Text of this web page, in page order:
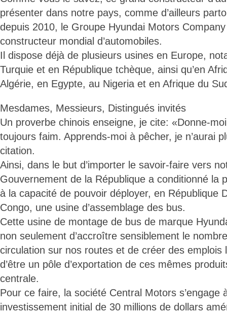
présenter dans notre pays, comme d’ailleurs
depuis 2010, le Groupe Hyundai Motors
constructeur mondial d’automobiles.
Il dispose déjà de plusieurs usines en Europe,
Turquie et en République tchèque, ainsi qu’en
Algérie, en Egypte, au Nigeria et en Afrique du
Mesdames, Messieurs, Distingués invités
Un proverbe chinois enseigne, je cite: «Donne-
toujours faim. Apprends-moi à pêcher, je n’aurai
citation.
Ainsi, dans le but d’importer le savoir-faire vers
Gouvernement de la République a conditionné la
à la capacité de pouvoir déployer, en République
Congo, une usine d’assemblage des bus.
Cette usine de montage de bus de marque
non seulement d’accroître sensiblement le
circulation sur nos routes et de créer des emplois
d’être un pôle d’exportation de ces mêmes
centrale.
Pour ce faire, la société Central Motors s’engage
investissement initial de 30 millions de dollars